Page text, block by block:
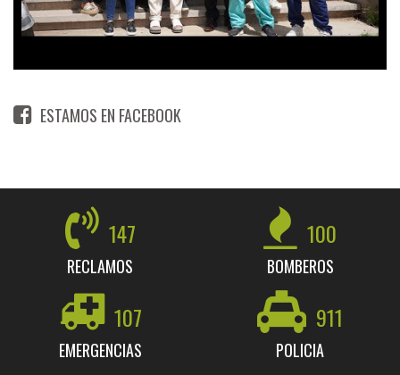
ESTAMOS EN FACEBOOK
147
RECLAMOS
100
BOMBEROS
107
EMERGENCIAS
911
POLICIA